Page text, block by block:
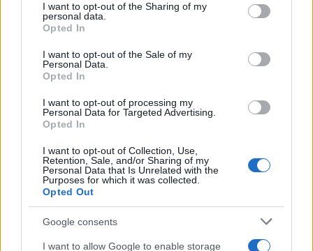
not limited to your visit or usage behaviour. You may click to
grant or deny consent to Google and its third-party tags to
use your data for below specified purposes in below Google
consent section.
I want to opt-out of the Sharing of my
personal data.
Opted In
I want to opt-out of the Sale of my
Personal Data.
Opted In
I want to opt-out of processing my
Personal Data for Targeted Advertising.
Opted In
I want to opt-out of Collection, Use,
Retention, Sale, and/or Sharing of my
Personal Data that Is Unrelated with the
Purposes for which it was collected.
Opted Out
Google consents
I want to allow Google to enable storage